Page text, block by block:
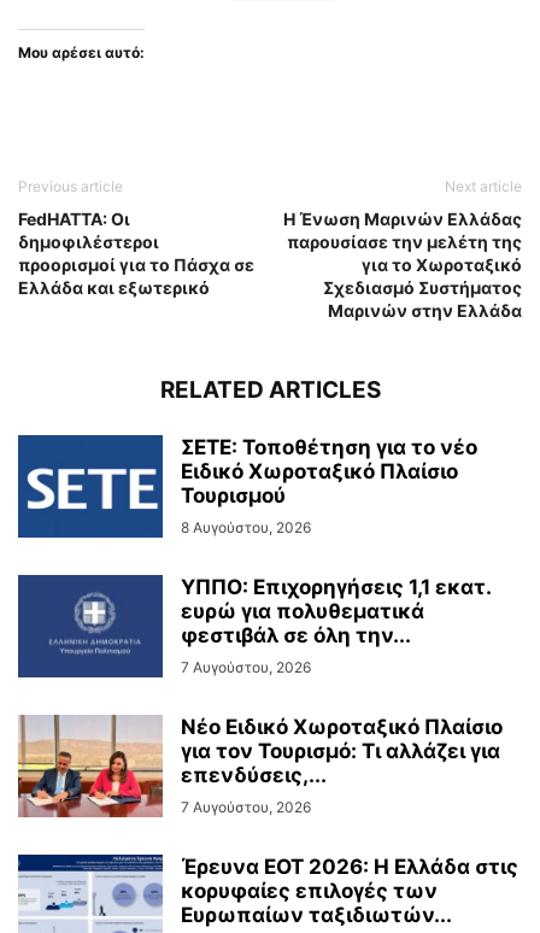
Μου αρέσει αυτό:
Previous article
FedHATTA: Οι
δημοφιλέστεροι
προορισμοί για το Πάσχα σε
Ελλάδα και εξωτερικό
Next article
Η Ένωση Μαρινών Ελλάδας
παρουσίασε την μελέτη της
για το Χωροταξικό
Σχεδιασμό Συστήματος
Μαρινών στην Ελλάδα
RELATED ARTICLES
ΣΕΤΕ: Τοποθέτηση για το νέο
Ειδικό Χωροταξικό Πλαίσιο
Τουρισμού
8 Αυγούστου, 2026
ΥΠΠΟ: Επιχορηγήσεις 1,1 εκατ.
ευρώ για πολυθεματικά
φεστιβάλ σε όλη την...
7 Αυγούστου, 2026
Νέο Ειδικό Χωροταξικό Πλαίσιο
για τον Τουρισμό: Τι αλλάζει για
επενδύσεις,...
7 Αυγούστου, 2026
Έρευνα ΕΟΤ 2026: Η Ελλάδα στις
κορυφαίες επιλογές των
Ευρωπαίων ταξιδιωτών...